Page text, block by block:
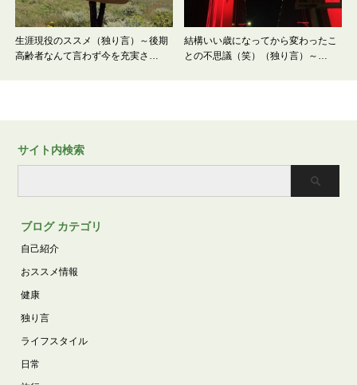
生涯現役のススメ（独り言）～後期
高齢者なんて言わず今を充実さ…
結構いい歳になってから変わったこ
との不思議（笑）（独り言）～…
サイト内検索
ブログ カテゴリ
自己紹介
おススメ情報
健康
独り言
ライフスタイル
日常